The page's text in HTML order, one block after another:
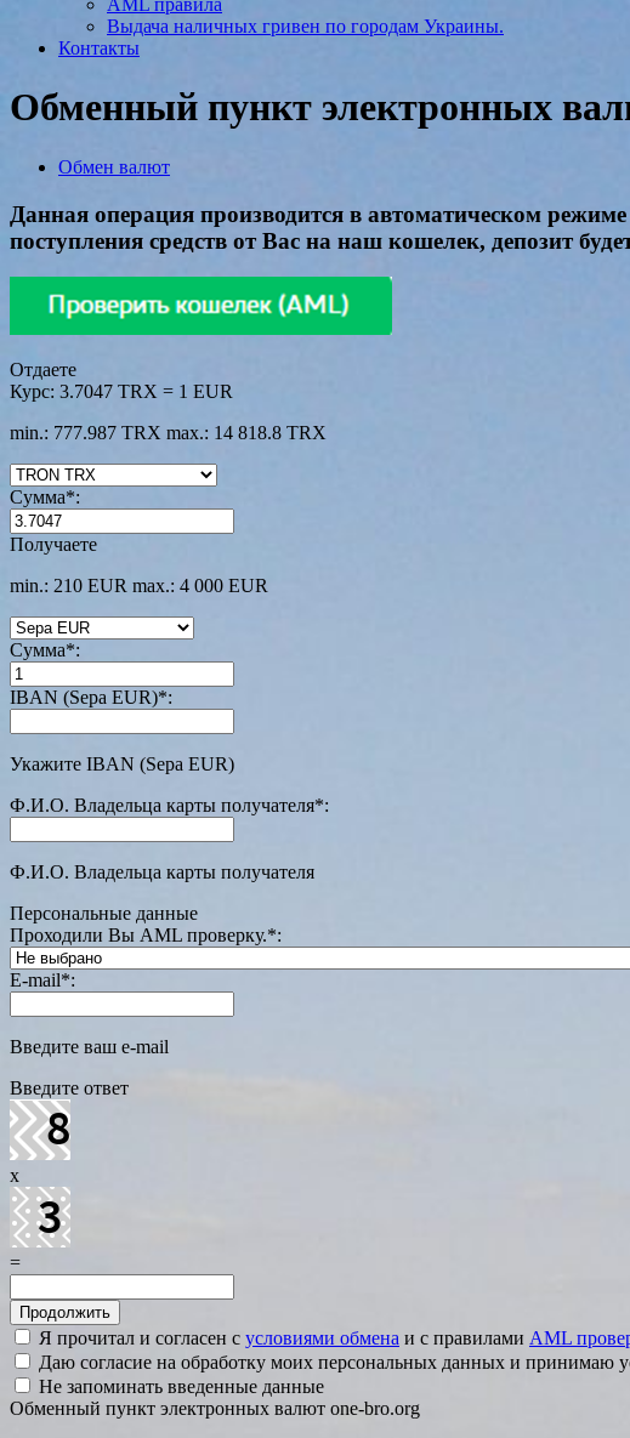
AML правила
Выдача наличных гривен по городам Украины.
Контакты
Обменный пункт электронных
Обмен валют
Данная операция производится в автоматическом
поступления средств от Вас на наш кошелек, депозит
Отдаете
Курс: 3.7047 TRX = 1 EUR
min.: 777.987 TRX max.: 14 818.8 TRX
Сумма*:
Получаете
min.: 210 EUR max.: 4 000 EUR
Сумма*:
IBAN (Sepa EUR)*:
Укажите IBAN (Sepa EUR)
Ф.И.О. Владельца карты получателя*:
Ф.И.О. Владельца карты получателя
Персональные данные
Проходили Вы AML проверку.*:
E-mail*:
Введите ваш e-mail
Введите ответ
x
=
Я прочитал и согласен с условиями обмена и с правилами AML
Даю согласие на обработку моих персональных данных и принимаю
Не запоминать введенные данные
Обменный пункт электронных валют one-bro.org